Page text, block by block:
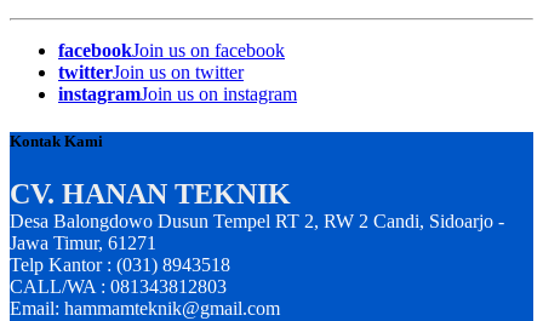
facebookJoin us on facebook
twitterJoin us on twitter
instagramJoin us on instagram
Kontak Kami
CV. HANAN TEKNIK
Desa Balongdowo Dusun Tempel RT 2, RW 2 Candi, Sidoarjo -
Jawa Timur, 61271
Telp Kantor : (031) 8943518
CALL/WA : 081343812803
Email: hammamteknik@gmail.com